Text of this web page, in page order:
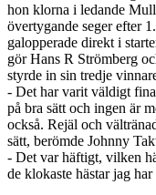
hon klorna i ledande
övertygande seger efter
galopperade direkt i
gör Hans R Strömberg
styrde in sin tredje
- Det har varit väldigt
på bra sätt och ingen är
också. Rejäl och
sätt, berömde Johnny
- Det var häftigt, vilken
de klokaste hästar jag